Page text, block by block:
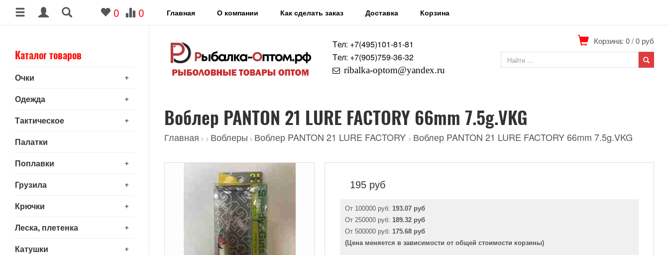
0 0 Главная О компании Как сделать заказ Доставка Корзина
Каталог товаров
+
Очки
+
Одежда
+
Тактическое
Палатки
+
Поплавки
+
Грузила
+
Крючки
+
Леска, плетенка
+
Катушки
Tел: +7(495)101-81-81
Tел: +7(905)759-36-32
ribalka-optom@yandex.ru
Корзина: 0/0 руб
Воблер PANTON 21 LURE FACTORY 66mm 7.5g.VKG
Главная > > Воблеры > Воблер PANTON 21 LURE FACTORY > Воблер PANTON 21 LURE FACTORY 66mm 7.5g.VKG
195 руб
От 100000 руб: 193.07 руб
От 250000 руб: 189.32 руб
От 500000 руб: 175.68 руб
(Цена меняется в зависимости от общей стоимости корзины)